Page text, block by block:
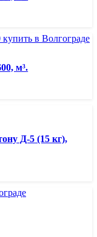
м³.
Д-5 (15 кг),